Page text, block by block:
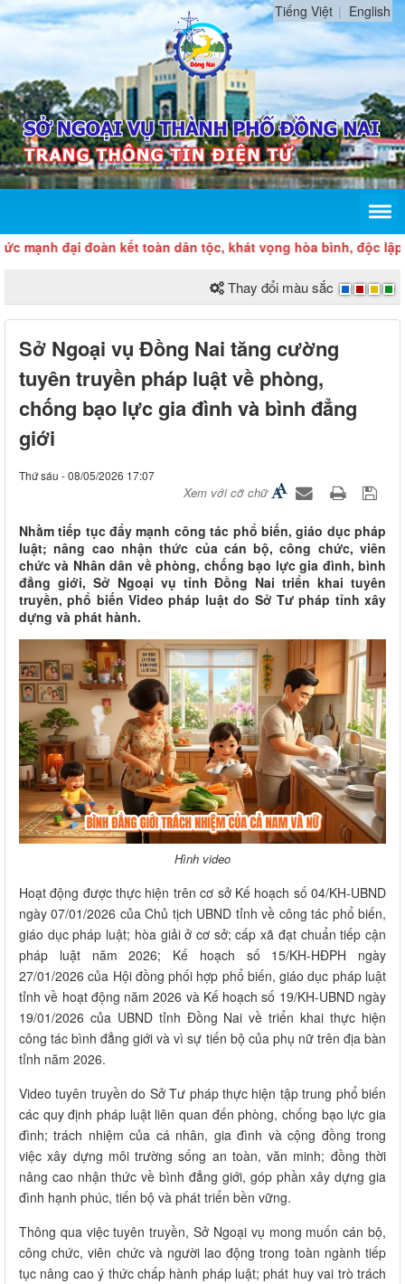
Tiếng Việt English
đại đoàn kết toàn dân tộc, khát vọng hòa bình, độc lập
Thay đổi màu sắc
Sở Ngoại vụ Đồng Nai tăng cường
tuyên truyền pháp luật về phòng,
chống bạo lực gia đình và bình đẳng
giới
Thứ sáu - 08/05/2026 17:07
Xem với cỡ chữ
Nhằm tiếp tục đẩy mạnh công tác phổ biến, giáo dục pháp
luật; nâng cao nhận thức của cán bộ, công chức, viên
chức và Nhân dân về phòng, chống bạo lực gia đình, bình
đẳng giới, Sở Ngoại vụ tỉnh Đồng Nai triển khai tuyên
truyền, phổ biến Video pháp luật do Sở Tư pháp tỉnh xây
dựng và phát hành.
Hình video
Hoạt động được thực hiện trên cơ sở Kế hoạch số 04/KH-UBND
ngày 07/01/2026 của Chủ tịch UBND tỉnh về công tác phổ biến,
giáo dục pháp luật; hòa giải ở cơ sở; cấp xã đạt chuẩn tiếp cận
pháp luật năm 2026; Kế hoạch số 15/KH-HĐPH ngày
27/01/2026 của Hội đồng phối hợp phổ biến, giáo dục pháp luật
tỉnh về hoạt động năm 2026 và Kế hoạch số 19/KH-UBND ngày
19/01/2026 của UBND tỉnh Đồng Nai về triển khai thực hiện
công tác bình đẳng giới và vì sự tiến bộ của phụ nữ trên địa bàn
tỉnh năm 2026.
Video tuyên truyền do Sở Tư pháp thực hiện tập trung phổ biến
các quy định pháp luật liên quan đến phòng, chống bạo lực gia
đình; trách nhiệm của cá nhân, gia đình và cộng đồng trong
việc xây dựng môi trường sống an toàn, văn minh; đồng thời
nâng cao nhận thức về bình đẳng giới, góp phần xây dựng gia
đình hạnh phúc, tiến bộ và phát triển bền vững.
Thông qua việc tuyên truyền, Sở Ngoại vụ mong muốn cán bộ,
công chức, viên chức và người lao động trong toàn ngành tiếp
tục nâng cao ý thức chấp hành pháp luật; phát huy vai trò trách